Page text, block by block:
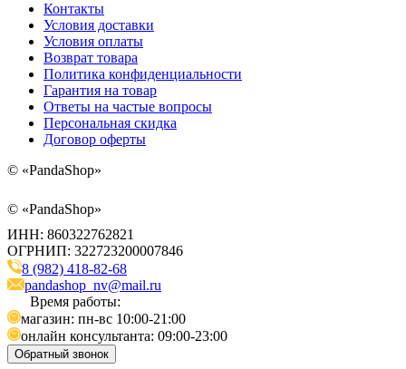
Контакты
Условия доставки
Условия оплаты
Возврат товара
Политика конфиденциальности
Гарантия на товар
Ответы на частые вопросы
Персональная скидка
Договор оферты
© «PandaShop»
© «PandaShop»
ИНН: 860322762821
ОГРНИП: 322723200007846
8 (982) 418-82-68
pandashop_nv@mail.ru
Время работы:
магазин: пн-вс 10:00-21:00
онлайн консультанта: 09:00-23:00
Обратный звонок